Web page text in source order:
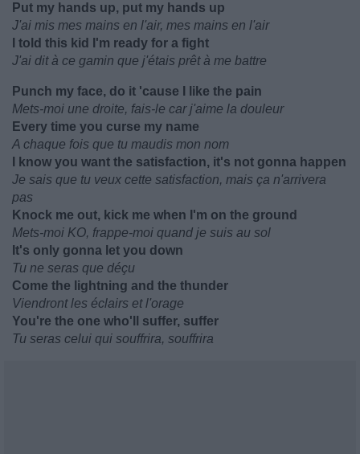
Put my hands up, put my hands up
J'ai mis mes mains en l'air, mes mains en l'air
I told this kid I'm ready for a fight
J'ai dit à ce gamin que j'étais prêt à me battre
Punch my face, do it 'cause I like the pain
Mets-moi une droite, fais-le car j'aime la douleur
Every time you curse my name
A chaque fois que tu maudis mon nom
I know you want the satisfaction, it's not gonna happen
Je sais que tu veux cette satisfaction, mais ça n'arrivera
pas
Knock me out, kick me when I'm on the ground
Mets-moi KO, frappe-moi quand je suis au sol
It's only gonna let you down
Tu ne seras que déçu
Come the lightning and the thunder
Viendront les éclairs et l'orage
You're the one who'll suffer, suffer
Tu seras celui qui souffrira, souffrira